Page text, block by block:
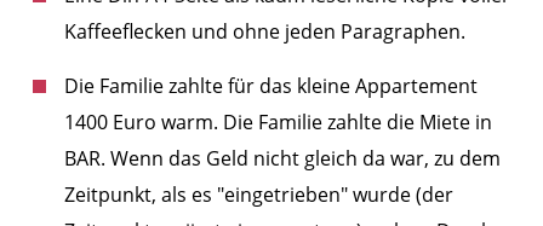
Kaffeeflecken und ohne jeden Paragraphen.
Die Familie zahlte für das kleine Appartement
1400 Euro warm. Die Familie zahlte die Miete in
BAR. Wenn das Geld nicht gleich da war, zu dem
Zeitpunkt, als es "eingetrieben" wurde (der